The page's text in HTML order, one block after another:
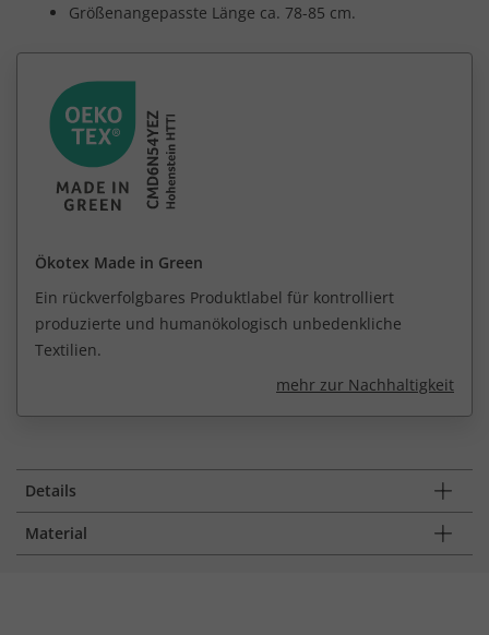
Größenangepasste Länge ca. 78-85 cm.
Ökotex Made in Green
Ein rückverfolgbares Produktlabel für kontrolliert
produzierte und humanökologisch unbedenkliche
Textilien.
mehr zur Nachhaltigkeit
Details
Material